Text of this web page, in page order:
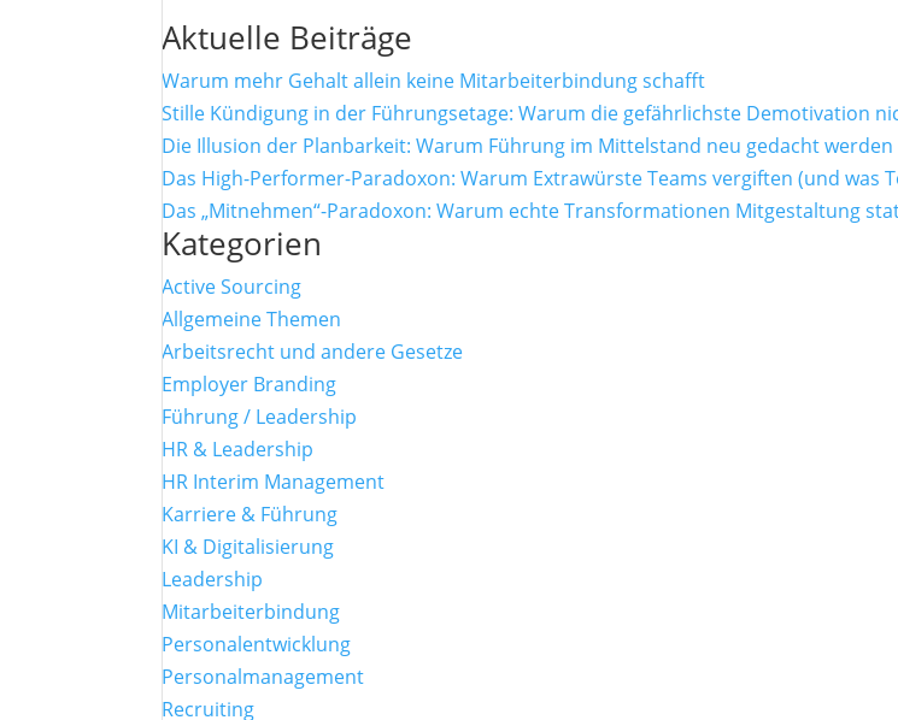
Aktuelle Beiträge
Warum mehr Gehalt allein keine Mitarbeiterbindung schafft
Stille Kündigung in der Führungsetage: Warum die gefährlichste Demotivation
Die Illusion der Planbarkeit: Warum Führung im Mittelstand neu gedacht werden
Das High-Performer-Paradoxon: Warum Extrawürste Teams vergiften (und was
Das „Mitnehmen“-Paradoxon: Warum echte Transformationen Mitgestaltung
Kategorien
Active Sourcing
Allgemeine Themen
Arbeitsrecht und andere Gesetze
Employer Branding
Führung / Leadership
HR & Leadership
HR Interim Management
Karriere & Führung
KI & Digitalisierung
Leadership
Mitarbeiterbindung
Personalentwicklung
Personalmanagement
Recruiting